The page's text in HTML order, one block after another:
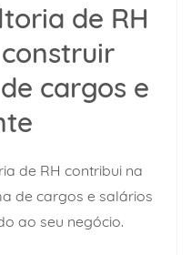
de RH
cargos e
de RH contribui na
de cargos e salários
ao seu negócio.